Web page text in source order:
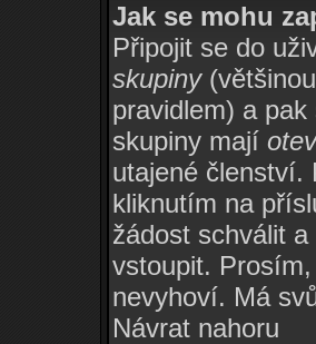
Jak se mohu
Připojit se do
skupiny
pravidlem) a
skupiny mají
utajené členství.
kliknutím na
žádost schválit
vstoupit.
nevyhoví. Má
Návrat nahoru